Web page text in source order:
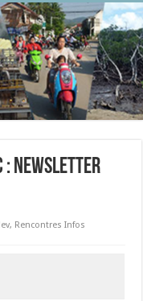
: Newsletter
, Rencontres Infos